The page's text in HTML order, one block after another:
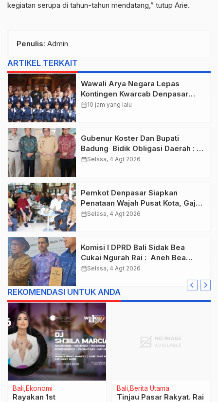
kegiatan serupa di tahun-tahun mendatang,” tutup Arie.
Penulis: Admin
ARTIKEL TERKAIT
Wawali Arya Negara Lepas
Kontingen Kwarcab Denpasar
Menuju Jambore Nasional XII
calendar_month10 jam yang lalu
Gubenur Koster Dan Bupati
Badung Bidik Obligasi Daerah :
Gaspol Bangun Infrastruktur
calendar_monthSelasa, 4 Agt 2026
Pemkot Denpasar Siapkan
Penataan Wajah Pusat Kota, Gajah
Mada Jadi Salah Satu Kawasan
calendar_monthSelasa, 4 Agt 2026
Komisi I DPRD Bali Sidak Bea
Cukai Ngurah Rai : Aneh Bea
Cukai Tolak berikan List Data
calendar_monthSelasa, 4 Agt 2026
REKOMENDASI UNTUK ANDA
Bali Ekonomi
Rayakan 1st
Bali Berita Utama
Tinjau Pasar Rakyat. Rai